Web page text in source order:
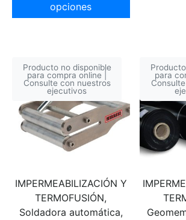
opciones
Producto no disponible
para compra online |
Consulte con nuestros
ejecutivos
IMPERMEABILIZACIÓN Y
TERMOFUSIÓN,
Soldadora automática,
para